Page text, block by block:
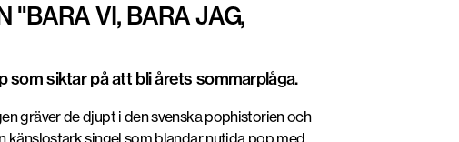
"BARA VI, BARA JAG,
som siktar på att bli årets sommarplåga.
gräver de djupt i den svenska pophistorien och